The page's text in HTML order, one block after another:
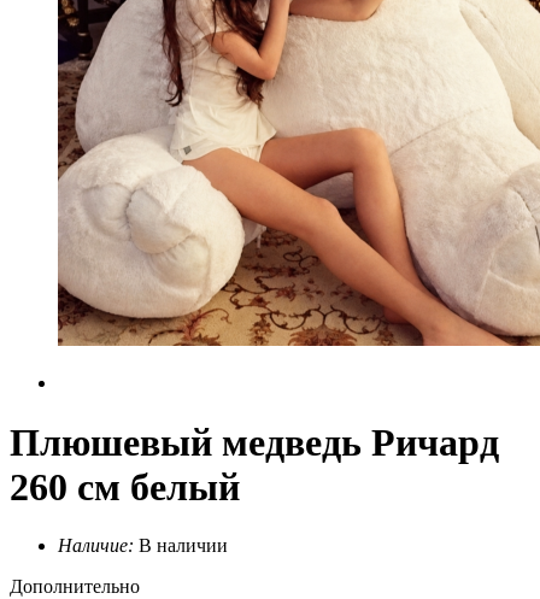
Плюшевый медведь Ричард
260 см белый
Наличие: В наличии
Дополнительно